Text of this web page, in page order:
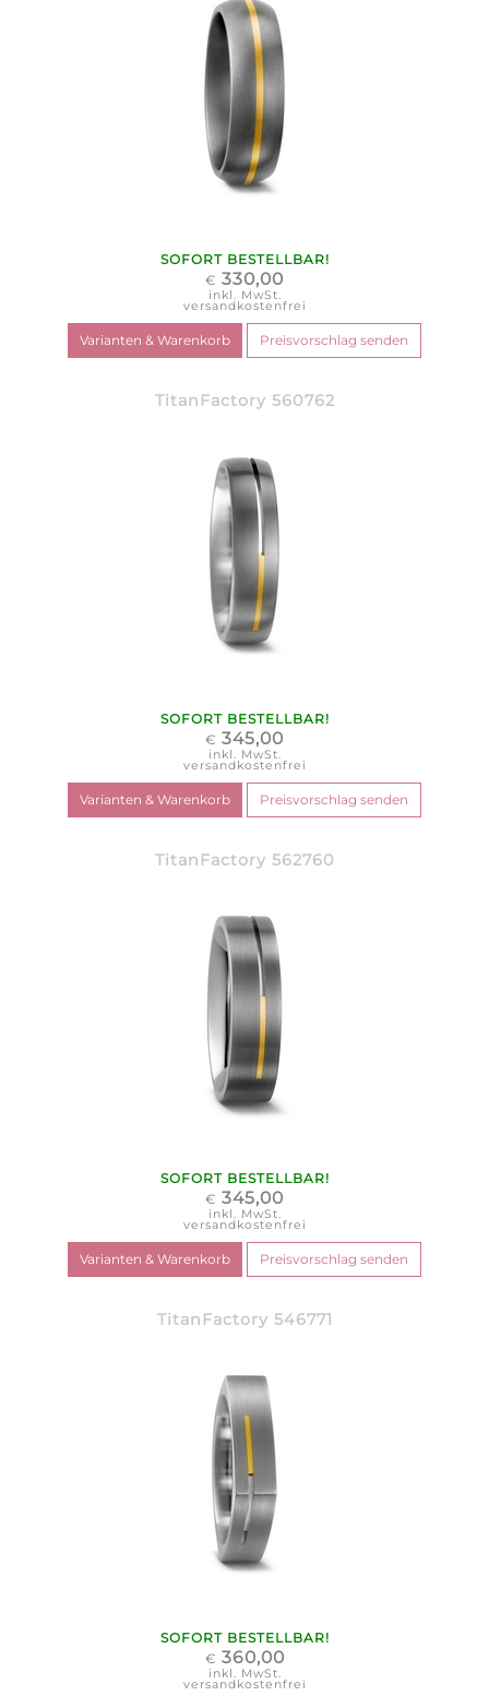
SOFORT BESTELLBAR!
€ 330,00
inkl. MwSt.
versandkostenfrei
TitanFactory 560762
SOFORT BESTELLBAR!
€ 345,00
inkl. MwSt.
versandkostenfrei
TitanFactory 562760
SOFORT BESTELLBAR!
€ 345,00
inkl. MwSt.
versandkostenfrei
TitanFactory 546771
SOFORT BESTELLBAR!
€ 360,00
inkl. MwSt.
versandkostenfrei